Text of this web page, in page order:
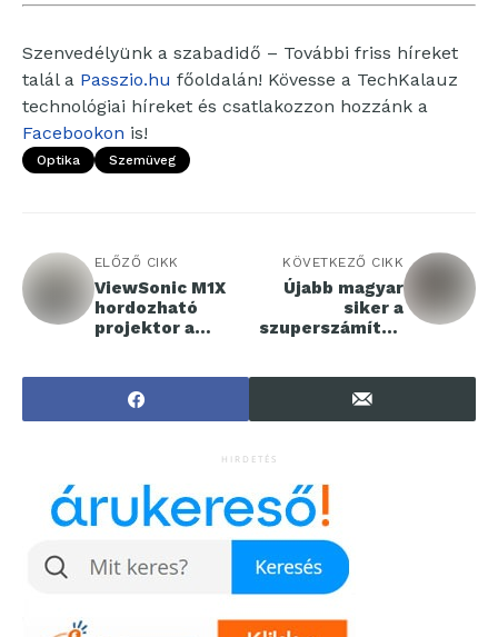
Szenvedélyünk a szabadidő – További friss híreket
talál a Passzio.hu főoldalán! Kövesse a TechKalauz
technológiai híreket és csatlakozzon hozzánk a
Facebookon is!
Optika Szemüveg
ELŐZŐ CIKK
ViewSonic M1X
hordozható
projektor a
szabadságot
kedvelőknek
KÖVETKEZŐ CIKK
Újabb magyar
siker a
szuperszámítóg
HIRDETÉS